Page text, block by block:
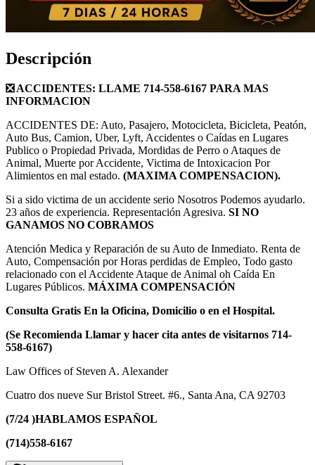
Descripción
❎ ACCIDENTES: LLAME 714-558-6167 PARA MAS
INFORMACION
ACCIDENTES DE: Auto, Pasajero, Motocicleta, Bicicleta, Peatón,
Auto Bus, Camion, Uber, Lyft, Accidentes o Caídas en Lugares
Publico o Propiedad Privada, Mordidas de Perro o Ataques de
Animal, Muerte por Accidente, Victima de Intoxicacion Por
Alimientos en mal estado. (MAXIMA COMPENSACION).
Si a sido victima de un accidente serio Nosotros Podemos ayudarlo.
23 años de experiencia. Representación Agresiva. SI NO
GANAMOS NO COBRAMOS
Atención Medica y Reparación de su Auto de Inmediato. Renta de
Auto, Compensación por Horas perdidas de Empleo, Todo gasto
relacionado con el Accidente Ataque de Animal oh Caída En
Lugares Públicos. MÁXIMA COMPENSACIÓN
Consulta Gratis En la Oficina, Domicilio o en el Hospital.
(Se Recomienda Llamar y hacer cita antes de visitarnos 714-
558-6167)
Law Offices of Steven A. Alexander
Cuatro dos nueve Sur Bristol Street. #6., Santa Ana, CA 92703
(7/24 )HABLAMOS ESPAÑOL
(714)558-6167